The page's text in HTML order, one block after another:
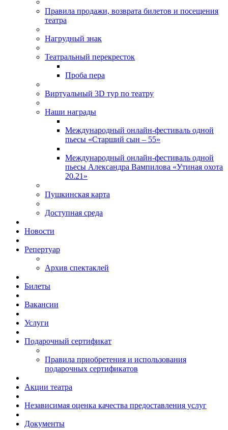
Правила продажи, возврата билетов и посещения
театра
Нагрудный знак
Театральный перекресток
Проба пера
Виртуальный 3D тур по театру
Наши награды
Международный онлайн-фестиваль одной
пьесы «Старший сын – 55»
Международный онлайн-фестиваль одной
пьесы Александра Вампилова «Утиная охота
20.21»
Пушкинская карта
Доступная среда
Новости
Репертуар
Архив спектаклей
Билеты
Вакансии
Услуги
Подарочный сертификат
Правила приобретения и использования
подарочных сертификатов
Акции театра
Независимая оценка качества предоставления услуг
Документы